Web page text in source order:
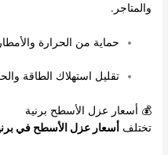
والمتاجر.
حماية من الحرارة
تقليل استهلاك الطاقة
💰 أسعار عزل الأسطح برنية
تختلف أسعار عزل الأسطح في